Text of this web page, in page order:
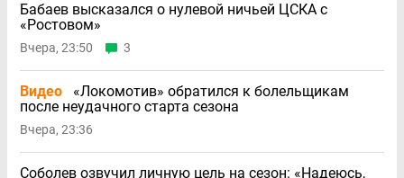
Бабаев высказался о нулевой ничьей ЦСКА с
«Ростовом»
Вчера, 23:50 3
Видео
«Локомотив» обратился к болельщикам
после неудачного старта сезона
Вчера, 23:36
Соболев озвучил личную цель на сезон: «Надеюсь,